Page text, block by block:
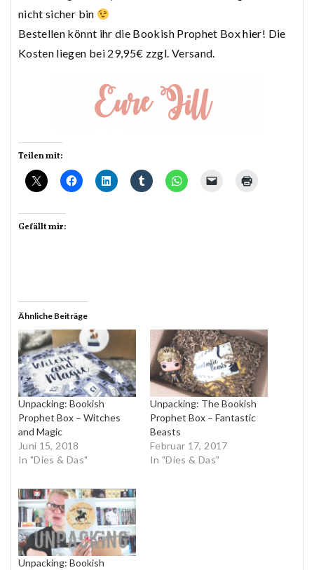
nicht sicher bin
Bestellen könnt ihr die Bookish Prophet Boxhier! Die
Kosten liegen bei 29,95€ zzgl. Versand.
Teilen mit:
Gefällt mir:
Ähnliche Beiträge
Unpacking: Bookish
Prophet Box – Witches
and Magic
Juni 15, 2018
In "Dies & Das"
Unpacking: The Bookish
Prophet Box – Fantastic
Beasts
Februar 17, 2017
In "Dies & Das"
Unpacking: Bookish